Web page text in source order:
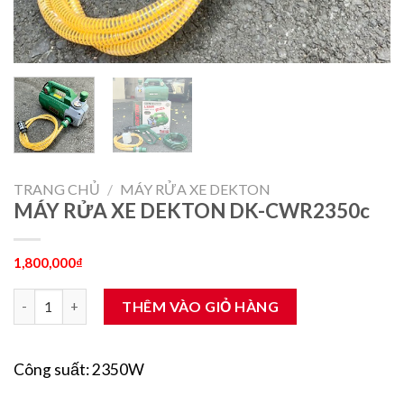
TRANG CHỦ / MÁY RỬA XE DEKTON
MÁY RỬA XE DEKTON DK-CWR2350c
1,800,000₫
MÁY RỬA XE DEKTON DK-CWR2350c số lượng
THÊM VÀO GIỎ HÀNG
Công suất: 2350W